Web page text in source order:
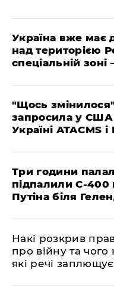
Україна вже має
над територією
спеціальній зоні
"Щось
запросила у США
Україні ATACMS і
Три години
підпалили С-400
Путіна біля
Накі розкрив
про війну та чого
які речі заплющує